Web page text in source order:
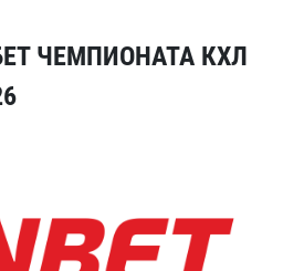
ЧЕМПИОНАТА КХЛ